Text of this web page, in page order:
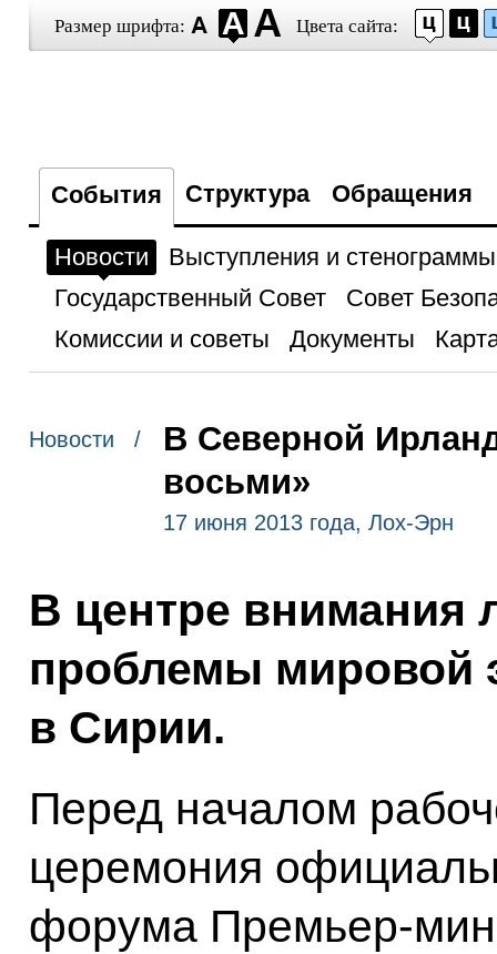
Размер шрифта: Цвета сайта:
События Структура Обращения
Новости
Выступления и стенограммы
Государственный Совет
Совет
Комиссии и советы
Документы
Новости /
В Северной
восьми»
17 июня 2013 года, Лох-Эрн
В центре внимания
проблемы мировой
в Сирии.
Перед началом
церемония
форума Премьер-